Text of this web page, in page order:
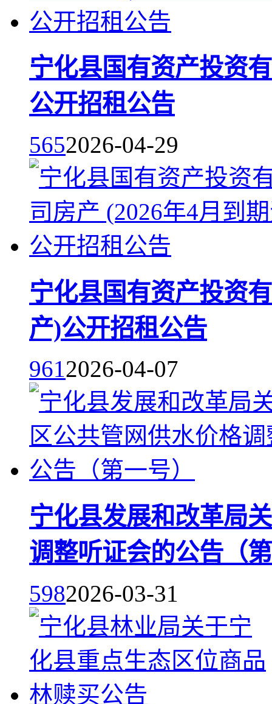
宁化县国有资产投资
公开招租公告
5652026-04-29
宁化县国有资产投资
产)公开招租公告
9612026-04-07
宁化县发展和改革局
调整听证会的公告（
5982026-03-31